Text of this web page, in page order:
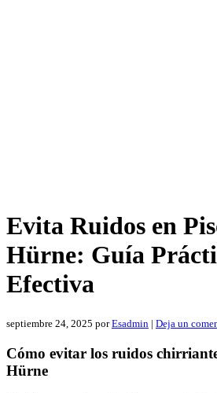
Evita Ruidos en
Hürne: Guía
Efectiva
septiembre 24, 2025 porEsadmin | Deja un
Cómo evitar los ruidos
Hürne